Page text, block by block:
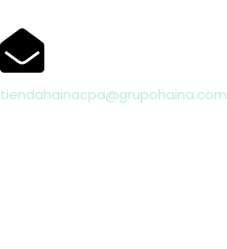
tiendahainacpa@grupohaina.com